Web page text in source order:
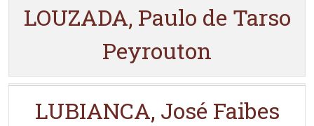
LOUZADA, Paulo de Tarso
Peyrouton
LUBIANCA, José Faibes